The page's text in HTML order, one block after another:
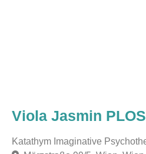
Viola Jasmin PLOS
Katathym Imaginative